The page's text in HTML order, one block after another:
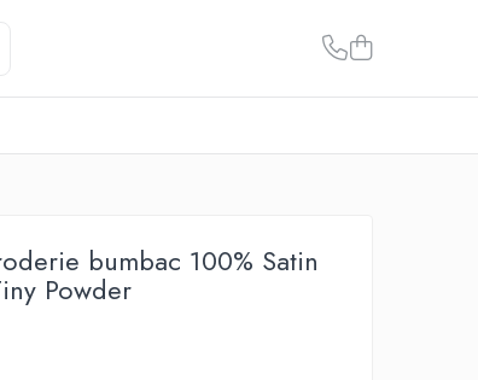
bumbac 100% Satin
Powder